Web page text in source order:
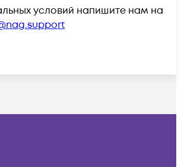
условий напишите нам на